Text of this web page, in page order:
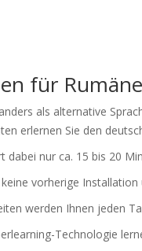
für
als alternative
erlernen Sie den
dabei nur ca. 15 bis 20
vorherige
werden Ihnen jeden
Technologie